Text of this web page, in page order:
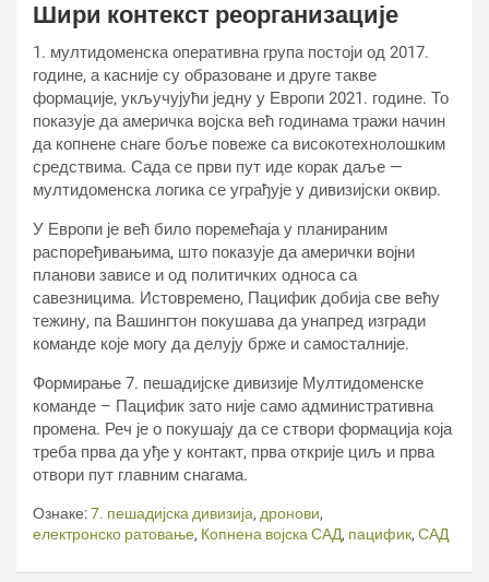
Шири контекст реорганизације
1. мултидоменска оперативна група постоји од 2017.
године, а касније су образоване и друге такве
формације, укључујући једну у Европи 2021. године. То
показује да америчка војска већ годинама тражи начин
да копнене снаге боље повеже са високотехнолошким
средствима. Сада се први пут иде корак даље —
мултидоменска логика се уграђује у дивизијски оквир.
У Европи је већ било поремећаја у планираним
распоређивањима, што показује да амерички војни
планови зависе и од политичких односа са
савезницима. Истовремено, Пацифик добија све већу
тежину, па Вашингтон покушава да унапред изгради
команде које могу да делују брже и самосталније.
Формирање 7. пешадијске дивизије Мултидоменске
команде – Пацифик зато није само административна
промена. Реч је о покушају да се створи формација која
треба прва да уђе у контакт, прва открије циљ и прва
отвори пут главним снагама.
Ознаке:7. пешадијска дивизија, дронови,
електронско ратовање, Копнена војска САД, пацифик, САД